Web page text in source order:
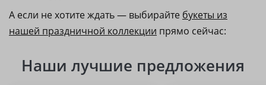
А если не хотите ждать — выбирайте букеты из
нашей праздничной коллекции прямо сейчас:
Наши лучшие предложения